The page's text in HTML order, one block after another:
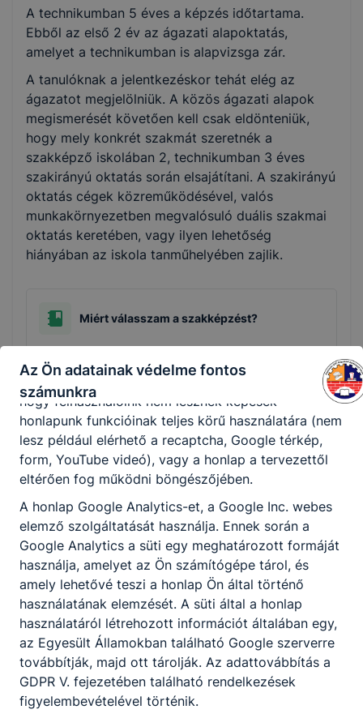
A technikumban 5 éves a képzés időtartama.
Ebből az első 2 év az ágazati alapoktatás,
amelyet a technikumban is alapvizsga zár.
A tanulóknak a jelentkezéskor tehát elég az
ágazatot megjelölniük. A közös ágazati alapok
megismerését követően kell csak eldönteniük,
hogy mely konkrét szakmát szeretnék a
szakképző iskolában 2, technikumban 3 éves
szakirányú oktatás során elsajátítani. A szakirányú
oktatás cégek közreműködésével, valós
munkakörnyezetben megvalósuló duális szakmai
oktatás keretében, vagy ilyen lehetőség
hiányában az iskola tanműhelyében zajlik.
Miért válasszam a szakképzést?
A technikum egyesíti a gimnázium és a
szakmatanulás előnyeit. A képzés során
matematikából, magyarból, történelemből és
egy idegen nyelvből ugyanazt a
tananyagtartalmat, ugyanolyan óraszámban
kell elsajátítani, mint a gimnáziumban.
Ezekből a közismereti tantárgyakból az
technikumi tanulmányok végén letett szakmai
vizsga ötödik érettségi vizsgatárgyként emelt
szintű érettséginek felel meg. A technikum
elvégzése után tehát a tanuló egyszerre kapja
kézbe az érettségi bizonyítványt és a
technikusi oklevelet, valamint még a
nyelvvizsga megszerzésére is lehetősége van.
Mindez lehetőséget nyújt a felsőoktatásban
való továbbtanulásra is. A szakképző iskola a
mesterembereket képzi. Annak, aki az
iskolában szakmát szerzett, a ráépülő,
Az Ön adatainak védelme fontos
számunkra
vagy
visszavonása esetén is jogosult a weboldal
üzemeltetője a weboldalon hirdetéseket
megjeleníteni, csupán
ezek a hirdetések kevésbé lesznek az Ön számára
relevánsak.
Hogyan ellenőrizheti és hogyan tudja kikapcsolni a
cookie-kat?
Minden modern böngésző 2engedélyezi a cookie-k
beállításának a változtatását. A legtöbb böngésző
alapértelmezettként automatikusan elfogadja a
cookie-kat, de ezek általában megváltoztathatók.
Amennyiben Ön nem kívánja a cookie-k használatát
Felhívjuk figyelmét, hogy mivel a cookie-k célja
honlapunk használhatóságának és folyamatainak
megkönnyítése, a cookie-k alkalmazásának
megakadályozása vagy törlése által előfordulhat,
hogy felhasználóink nem lesznek képesek
honlapunk funkcióinak teljes körű használatára (nem
lesz például elérhető a recaptcha, Google térkép,
form, YouTube videó), vagy a honlap a tervezettől
eltérően fog működni böngészőjében.
A honlap Google Analytics-et, a Google Inc. webes
elemző szolgáltatását használja. Ennek során a
Google Analytics a süti egy meghatározott formáját
használja, amelyet az Ön számítógépe tárol, és
amely lehetővé teszi a honlap Ön által történő
használatának elemzését. A süti által a honlap
használatáról létrehozott információt általában egy,
az Egyesült Államokban található Google szerverre
továbbítják, majd ott tárolják. Az adattovábbítás a
GDPR V. fejezetében található rendelkezések
figyelembevételével történik.